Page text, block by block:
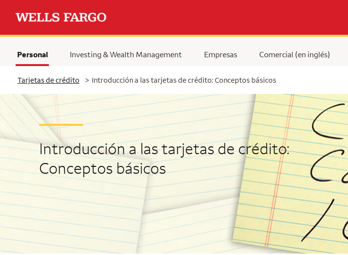
Personal Investing & Wealth Management Empresas Comercial (en inglés)
Tarjetas de crédito > Introducción a las tarjetas de crédito: Conceptos básicos
Introducción a las tarjetas de crédito:
Conceptos básicos